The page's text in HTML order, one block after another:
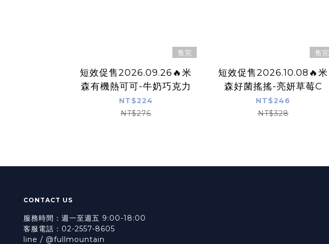
售完
短效促售2026.09.26🔥米
森有機熱可可-牛奶巧克力
NT$224
NT$276
售完
短效促售2026.10.08🔥米
森好菌搖搖-亮妍草莓C
NT$246
NT$328
CONTACT US
服務時間：週一至週五 9:00-18:00
客服電話：02-2557-8605
line / @fullmountain